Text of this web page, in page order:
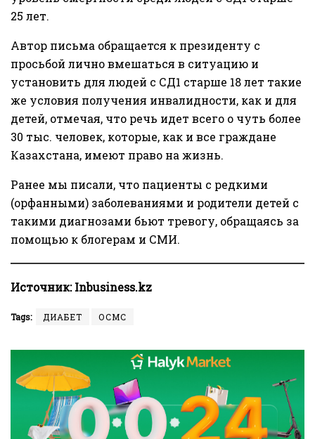
25 лет.
Автор письма обращается к президенту с
просьбой лично вмешаться в ситуацию и
установить для людей с СД1 старше 18 лет такие
же условия получения инвалидности, как и для
детей, отмечая, что речь идет всего о чуть более
30 тыс. человек, которые, как и все граждане
Казахстана, имеют право на жизнь.
Ранее мы писали, что пациенты с редкими
(орфанными) заболеваниями и родители детей с
такими диагнозами бьют тревогу, обращаясь за
помощью к блогерам и СМИ.
Источник:Inbusiness.kz
Tags: ДИАБЕТ ОСМС